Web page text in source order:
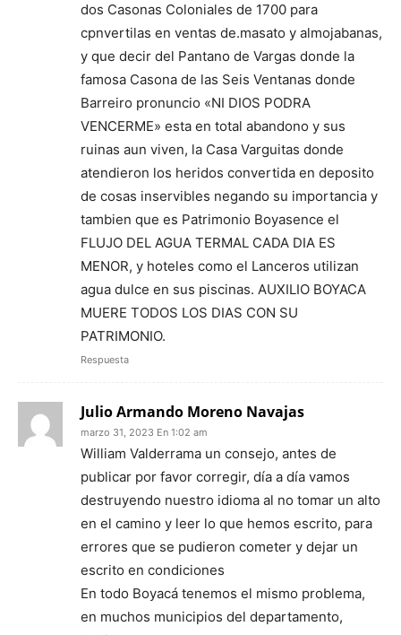
dos Casonas Coloniales de 1700 para
cpnvertilas en ventas de.masato y almojabanas,
y que decir del Pantano de Vargas donde la
famosa Casona de las Seis Ventanas donde
Barreiro pronuncio «NI DIOS PODRA
VENCERME» esta en total abandono y sus
ruinas aun viven, la Casa Varguitas donde
atendieron los heridos convertida en deposito
de cosas inservibles negando su importancia y
tambien que es Patrimonio Boyasence el
FLUJO DEL AGUA TERMAL CADA DIA ES
MENOR, y hoteles como el Lanceros utilizan
agua dulce en sus piscinas. AUXILIO BOYACA
MUERE TODOS LOS DIAS CON SU
PATRIMONIO.
Respuesta
Julio Armando Moreno Navajas
marzo 31, 2023 En 1:02 am
William Valderrama un consejo, antes de
publicar por favor corregir, día a día vamos
destruyendo nuestro idioma al no tomar un alto
en el camino y leer lo que hemos escrito, para
errores que se pudieron cometer y dejar un
escrito en condiciones
En todo Boyacá tenemos el mismo problema,
en muchos municipios del departamento,